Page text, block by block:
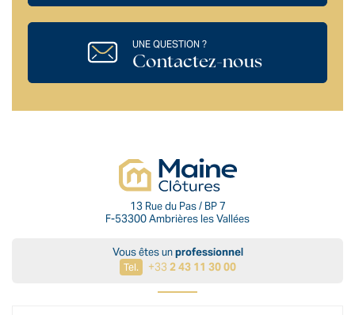
UNE QUESTION ?
Contactez-nous
13 Rue du Pas / BP 7
F-53300 Ambrières les Vallées
Vous êtes unprofessionnel
Tel. +33 2 43 11 30 00